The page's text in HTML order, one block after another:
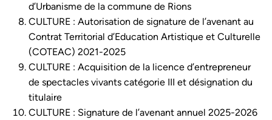
d’Urbanisme de la commune de Rions
CULTURE : Autorisation de signature de l’avenant au
Contrat Territorial d’Education Artistique et Culturelle
(COTEAC) 2021-2025
CULTURE : Acquisition de la licence d’entrepreneur
de spectacles vivants catégorie III et désignation du
titulaire
CULTURE : Signature de l’avenant annuel 2025-2026